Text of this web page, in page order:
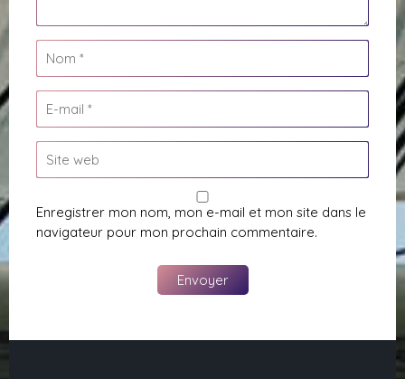
Enregistrer mon nom, mon e-mail et mon site dans le
navigateur pour mon prochain commentaire.